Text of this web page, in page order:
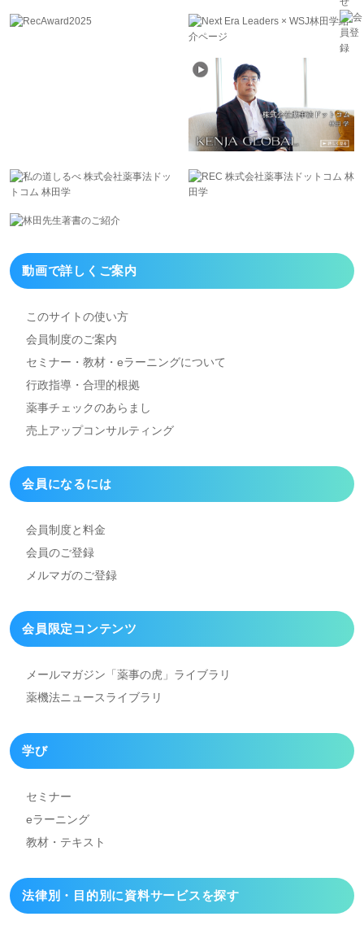
動画で詳しくご案内
このサイトの使い方
会員制度のご案内
セミナー・教材・eラーニングについて
行政指導・合理的根拠
薬事チェックのあらまし
売上アップコンサルティング
会員になるには
会員制度と料金
会員のご登録
メルマガのご登録
会員限定コンテンツ
メールマガジン「薬事の虎」 ライブラリ
薬機法ニュースライブラリ
学び
セミナー
eラーニング
教材・テキスト
法律別・目的別に資料サービスを探す